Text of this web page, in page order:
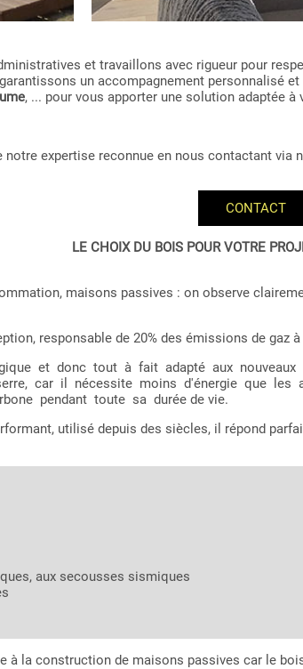
et travaillons avec rigueur pour
un accompagnement personnalisé
, ... pour vous apporter une solution adaptée
expertise reconnue en nous contactant via
CONTACT
LE CHOIX DU BOIS POUR VOTRE
maisons passives : on observe
responsable de 20% des émissions de
et donc tout à fait adapté aux nouveaux
car il nécessite moins d'énergie que
pendant toute sa durée de vie.
utilisé depuis des siècles, il répond
aux secousses sismiques
à la construction de maisons passives car le